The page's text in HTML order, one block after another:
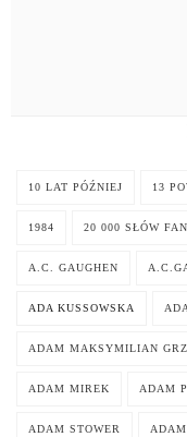
10 LAT PÓŹNIEJ 13
1984 20 000 SŁÓW
A.C. GAUGHEN
ADA KUSSOWSKA
ADAM MAKSYMILIAN
ADAM MIREK ADAM
ADAM STOWER